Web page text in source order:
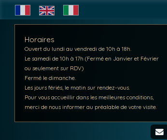
Horaires
Ouvert du lundi au vendredi de 10h à 18h.
Le samedi de 10h à 17h (Fermé en Janvier et Février
ou seulement sur RDV)
Fermé le dimanche.
Les jours fériés, le matin sur rendez-vous.
Pour vous accueillir dans les meilleures conditions,
merci de nous informer au préalable de votre visite.